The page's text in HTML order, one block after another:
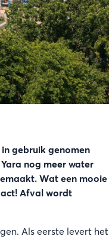
gebruik genomen
nog meer water
Wat een mooie
Afval wordt
Als eerste levert het